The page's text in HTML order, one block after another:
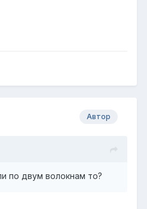
Автор
по двум волокнам то?